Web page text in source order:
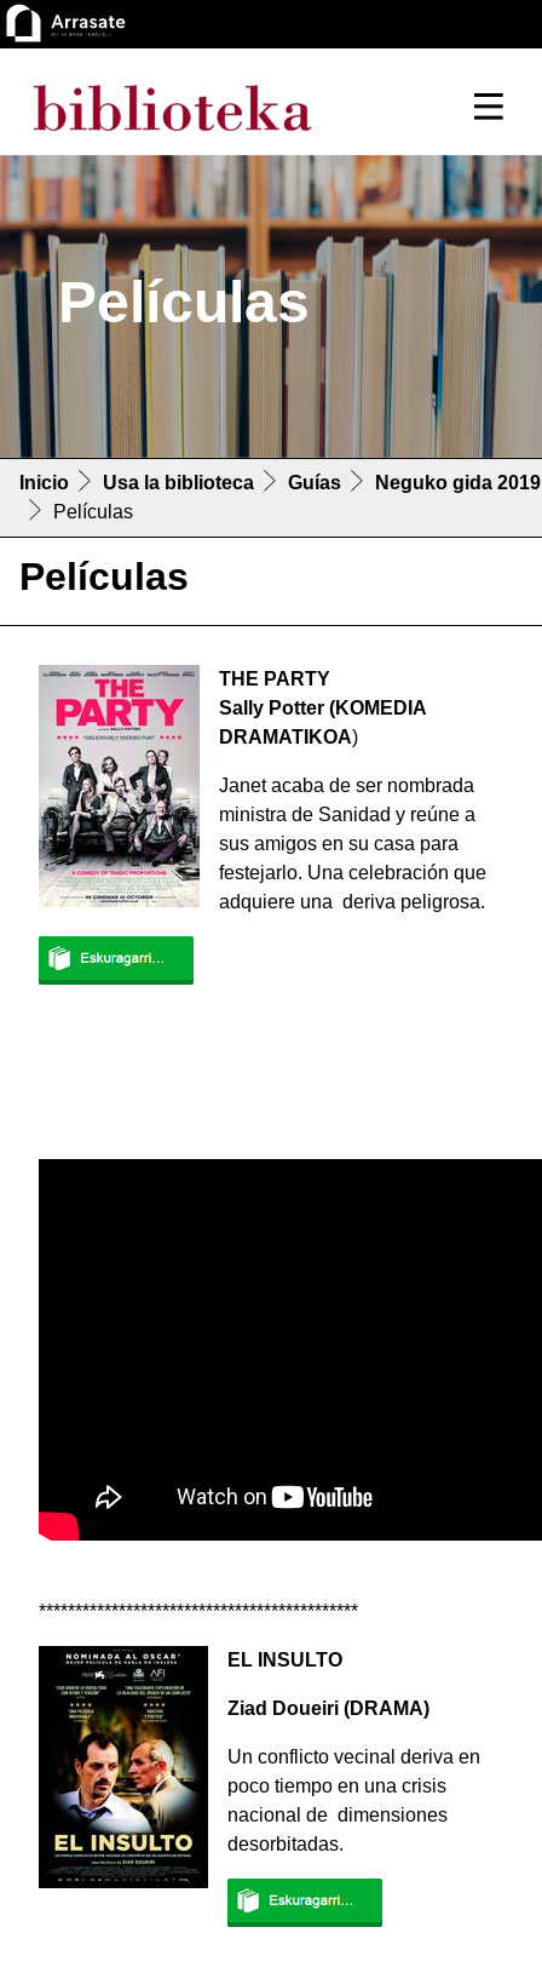
Películas
Inicio Usa la biblioteca Guías
Neguko gida 2019
Películas
Películas
THE PARTY
Sally Potter (KOMEDIA
DRAMATIKOA)
Janet acaba de ser nombrada
ministra de Sanidad y reúne a
sus amigos en su casa para
festejarlo. Una celebración que
adquiere una deriva peligrosa.
********************************************
EL INSULTO
Ziad Doueiri (DRAMA)
Un conflicto vecinal deriva en
poco tiempo en una crisis
nacional de dimensiones
desorbitadas.